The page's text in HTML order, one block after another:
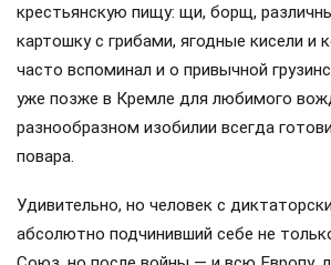
крестьянскую пищу: щи, борщ,
картошку с грибами, ягодные кисели и
часто вспоминал и о привычной
уже позже в Кремле для любимого
разнообразном изобилии всегда
повара.
Удивительно, но человек с
абсолютно подчинивший себе не